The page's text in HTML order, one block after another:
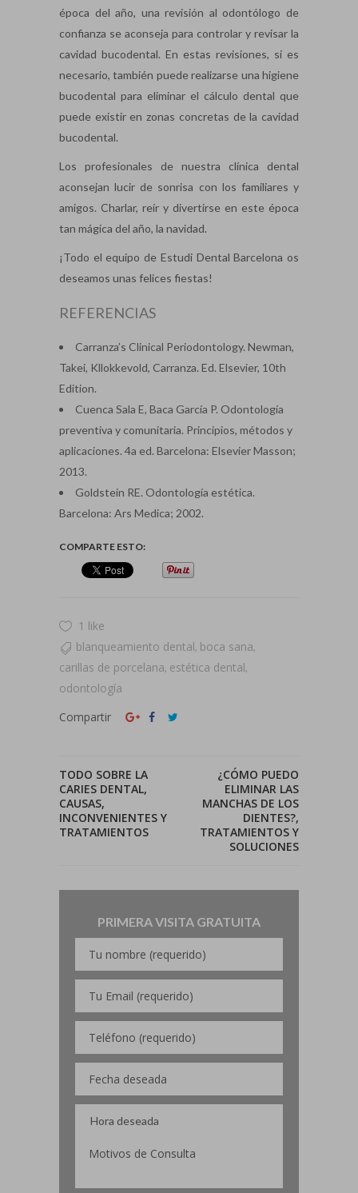
época del año, una revisión al odontólogo de
confianza se aconseja para controlar y revisar la
cavidad bucodental. En estas revisiones, si es
necesario, también puede realizarse una higiene
bucodental para eliminar el cálculo dental que
puede existir en zonas concretas de la cavidad
bucodental.
Los profesionales de nuestra clínica dental
aconsejan lucir de sonrisa con los familiares y
amigos. Charlar, reír y divertirse en este época
tan mágica del año, la navidad.
¡Todo el equipo de Estudi Dental Barcelona os
deseamos unas felices fiestas!
REFERENCIAS
Carranza’s Clinical Periodontology. Newman,
Takei, Kllokkevold, Carranza. Ed. Elsevier, 10th
Edition.
Cuenca Sala E, Baca García P. Odontología
preventiva y comunitaria. Principios, métodos y
aplicaciones. 4a ed. Barcelona: Elsevier Masson;
2013.
Goldstein RE. Odontología estética.
Barcelona: Ars Medica; 2002.
COMPARTE ESTO:
1 like
blanqueamiento dental, boca sana,
carillas de porcelana, estética dental,
odontología
Compartir
TODO SOBRE LA
CARIES DENTAL,
CAUSAS,
INCONVENIENTES Y
TRATAMIENTOS
¿CÓMO PUEDO
ELIMINAR LAS
MANCHAS DE LOS
DIENTES?,
TRATAMIENTOS Y
SOLUCIONES
PRIMERA VISITA GRATUITA